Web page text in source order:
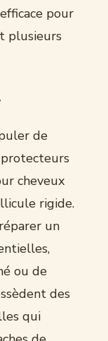
pour
plusieurs
de
cheveux
rigide.
un
ou de
des
qui